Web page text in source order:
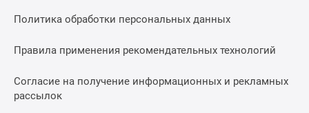
Политика обработки персональных данных
Правила применения рекомендательных технологий
Согласие на получение информационных и рекламных
рассылок